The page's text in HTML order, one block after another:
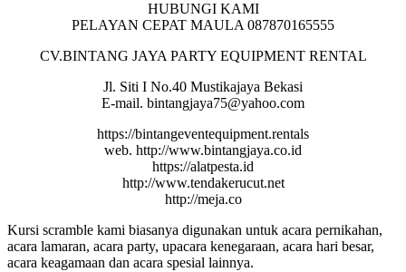
HUBUNGI KAMI
PELAYAN CEPAT MAULA 087870165555
CV.BINTANG JAYA PARTY EQUIPMENT RENTAL
Jl. Siti I No.40 Mustikajaya Bekasi
E-mail. bintangjaya75@yahoo.com
https://bintangeventequipment.rentals
web. http://www.bintangjaya.co.id
https://alatpesta.id
http://www.tendakerucut.net
http://meja.co
Kursi scramble kami biasanya digunakan untuk acara pernikahan,
acara lamaran, acara party, upacara kenegaraan, acara hari besar,
acara keagamaan dan acara spesial lainnya.